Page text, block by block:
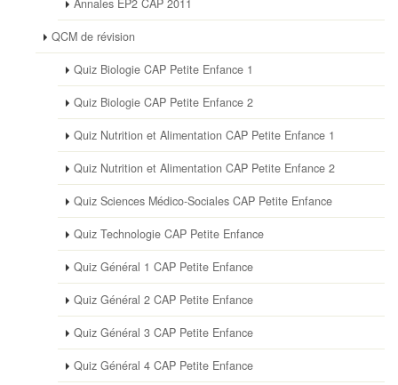
Annales EP2 CAP 2011
QCM de révision
Quiz Biologie CAP Petite Enfance 1
Quiz Biologie CAP Petite Enfance 2
Quiz Nutrition et Alimentation CAP Petite Enfance 1
Quiz Nutrition et Alimentation CAP Petite Enfance 2
Quiz Sciences Médico-Sociales CAP Petite Enfance
Quiz Technologie CAP Petite Enfance
Quiz Général 1 CAP Petite Enfance
Quiz Général 2 CAP Petite Enfance
Quiz Général 3 CAP Petite Enfance
Quiz Général 4 CAP Petite Enfance